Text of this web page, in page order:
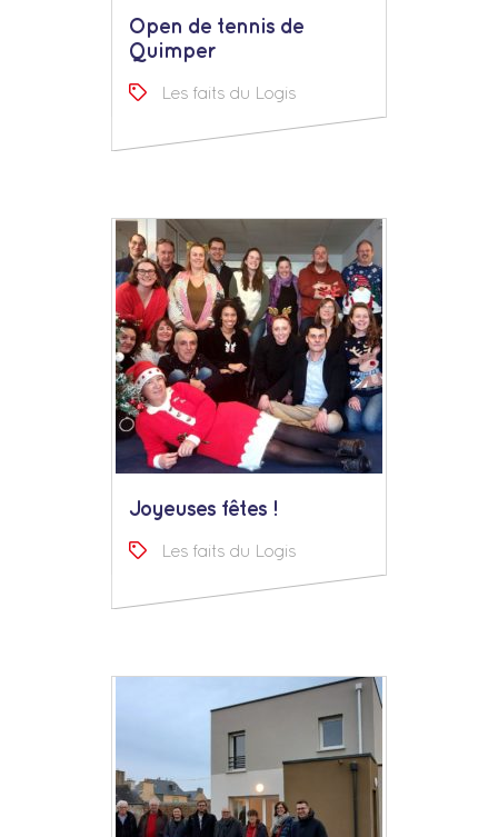
Open de tennis de
Quimper
Les faits du Logis
Joyeuses fêtes !
Les faits du Logis